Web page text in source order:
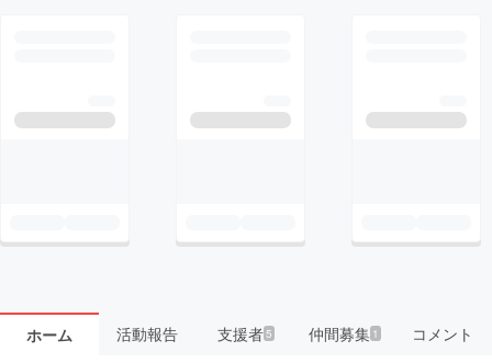
ホーム 活動報告 支援者5 仲間募集 1 コメント